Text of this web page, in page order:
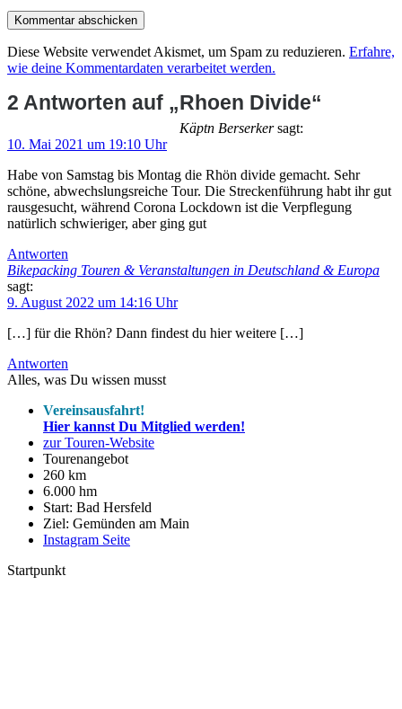
Diese Website verwendet Akismet, um Spam zu reduzieren. Erfahre,
wie deine Kommentardaten verarbeitet werden.
2 Antworten auf „Rhoen Divide“
Käptn Berserker sagt:
10. Mai 2021 um 19:10 Uhr
Habe von Samstag bis Montag die Rhön divide gemacht. Sehr
schöne, abwechslungsreiche Tour. Die Streckenführung habt ihr gut
rausgesucht, während Corona Lockdown ist die Verpflegung
natürlich schwieriger, aber ging gut
Antworten
Bikepacking Touren & Veranstaltungen in Deutschland & Europa
sagt:
9. August 2022 um 14:16 Uhr
[…] für die Rhön? Dann findest du hier weitere […]
Antworten
Alles, was Du wissen musst
Vereinsausfahrt!
Hier kannst Du Mitglied werden!
zur Touren-Website
Tourenangebot
260 km
6.000 hm
Start: Bad Hersfeld
Ziel: Gemünden am Main
Instagram Seite
Startpunkt